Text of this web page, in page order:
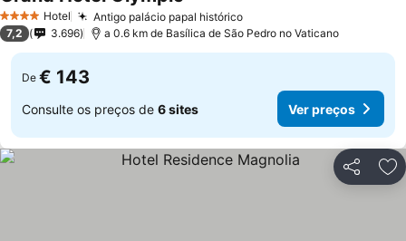
4 EstrelasHotel Antigo palácio papal histórico
7,2 3.696 a 0.6 km de Basílica de São Pedro no Vaticano
De € 143
Consulte os preços de 6 sites Ver preços
Partilhar